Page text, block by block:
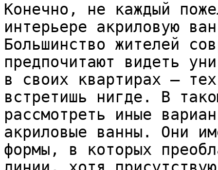
Конечно, не каждый
интерьере акриловую
Большинство жителей
предпочитают видеть
в своих квартирах –
встретишь нигде. В
рассмотреть иные
акриловые ванны. Они
формы, в которых